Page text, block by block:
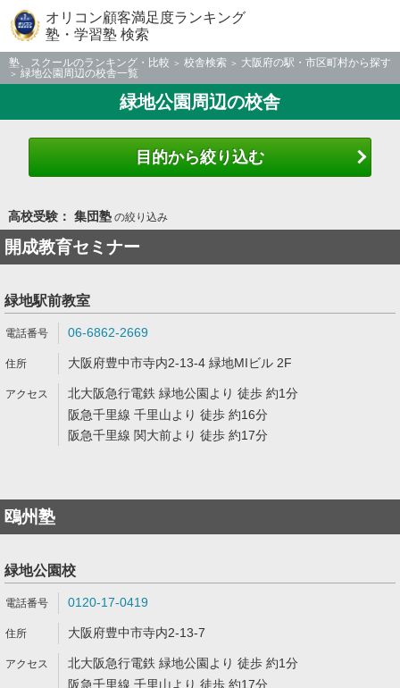
オリコン顧客満足度ランキング
塾・学習塾 検索
塾、スクールのランキング・比較 校舎検索
大阪府の駅・市区町村から探す
緑地公園周辺の校舎一覧
緑地公園周辺の校舎
目的から絞り込む
高校受験： 集団塾の絞り込み
開成教育セミナー
緑地駅前教室
06-6862-2669
大阪府豊中市寺内2-13-4 緑地MIビル 2F
北大阪急行電鉄 緑地公園より 徒歩 約1分
阪急千里線 千里山より 徒歩 約16分
阪急千里線 関大前より 徒歩 約17分
鴎州塾
緑地公園校
0120-17-0419
大阪府豊中市寺内2-13-7
北大阪急行電鉄 緑地公園より 徒歩 約1分
阪急千里線 千里山より 徒歩 約17分